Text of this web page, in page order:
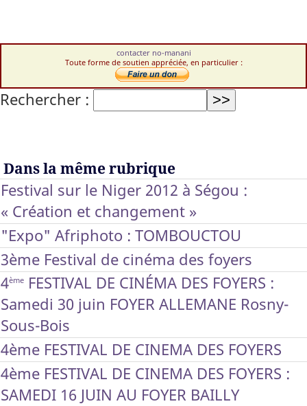
contacter no-manani
Toute forme de soutien appréciée, en particulier :
Rechercher :
Dans la même rubrique
Festival sur le Niger 2012 à Ségou :
« Création et changement »
"Expo" Afriphoto : TOMBOUCTOU
3ème Festival de cinéma des foyers
4èmeFESTIVAL DE CINÉMA DES FOYERS :
Samedi 30 juin FOYER ALLEMANE Rosny-
Sous-Bois
4ème FESTIVAL DE CINEMA DES FOYERS
4ème FESTIVAL DE CINEMA DES FOYERS :
SAMEDI 16 JUIN AU FOYER BAILLY